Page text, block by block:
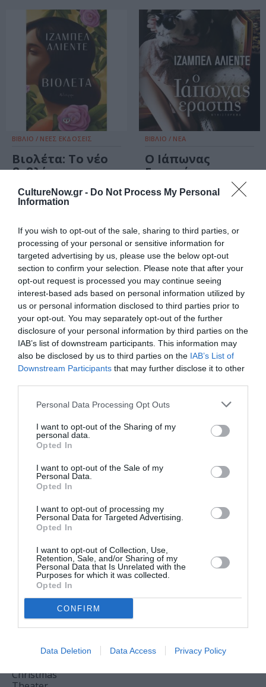
CultureNow.gr - Do Not Process My Personal
Information
If you wish to opt-out of the sale, sharing to third parties, or
processing of your personal or sensitive information for
targeted advertising by us, please use the below opt-out
section to confirm your selection. Please note that after your
opt-out request is processed you may continue seeing
interest-based ads based on personal information utilized by
us or personal information disclosed to third parties prior to
your opt-out. You may separately opt-out of the further
disclosure of your personal information by third parties on the
IAB’s list of downstream participants. This information may
also be disclosed by us to third parties on the IAB’s List of
Downstream Participants that may further disclose it to other
Personal Data Processing Opt Outs
I want to opt-out of the Sharing of my
personal data.
Opted In
I want to opt-out of the Sale of my
Personal Data.
Opted In
I want to opt-out of processing my
Personal Data for Targeted Advertising.
Opted In
I want to opt-out of Collection, Use,
Retention, Sale, and/or Sharing of my
Personal Data that Is Unrelated with the
Purposes for which it was collected.
Opted In
CONFIRM
Data Deletion Data Access Privacy Policy
ΒΙΒΛΙΟ / ΝΕΕΣ ΕΚΔΟΣΕΙΣ
Βιολέτα: Το νέο
βιβλίο της
Ιζαμπέλ Αλιέντε
από τις εκδόσεις
ΒΙΒΛΙΟ / ΝΕΑ
Ο Ιάπωνας
Εραστής –
Ιζαμπέλ Αλιέντε
Τελευταία
νέα
ΘΕΑΤΡΟ - ΧΟΡΟΣ /
Αυτή η
νύχτα
μένει, του
Θάνου
Αλεξανδρή
σκηνοθεσία
Αστέριου
Πελτέκη
στο Θέατρο
Ολύμπια
ΜΟΥΣΙΚΗ / ΜΟΥΣΙΚΑ
07.08.2026 | 19.04
Mania The
Μια μοναδική
Christmas